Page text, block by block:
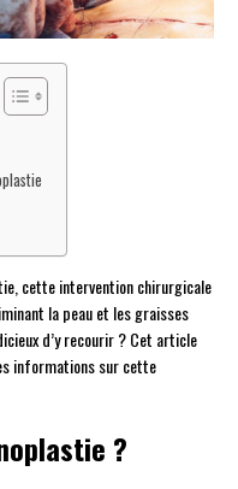
cette intervention chirurgicale
la peau et les graisses
d’y recourir ? Cet article
informations sur cette
?